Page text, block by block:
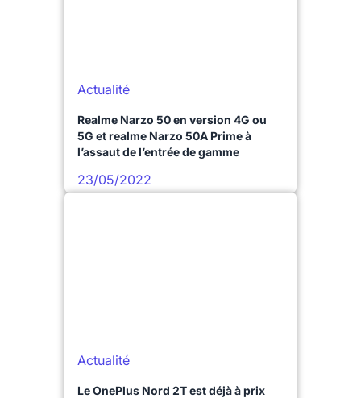
Actualité
Realme Narzo 50 en version 4G ou
5G et realme Narzo 50A Prime à
l’assaut de l’entrée de gamme
23/05/2022
Actualité
Le OnePlus Nord 2T est déjà à prix